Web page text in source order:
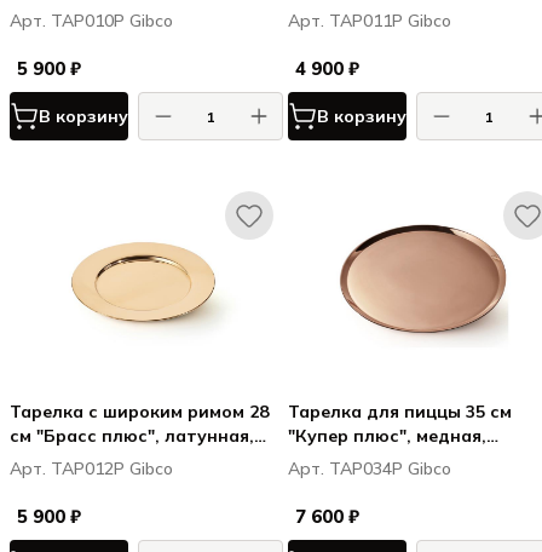
полированная
Арт. TAP010P Gibco
5 900 ₽
В корзину
полированная
Арт. TAP011P Gibco
4 900 ₽
В корзину
Тарелка с широким римом 28
см "Брасс плюс", латунная,
полированная
Арт. TAP012P Gibco
5 900 ₽
Тарелка для пиццы 35 см
"Купер плюс", медная,
полированная
Арт. TAP034P Gibco
7 600 ₽